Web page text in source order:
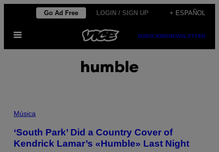
contenido
Go Ad Free LOGIN / SIGN UP + ESPAÑOL
Abrir
SUBSCRIBENEWSLETTER
humble
Música
‘South Park’ Did a Country Cover of
Kendrick Lamar’s «Humble» Last Night